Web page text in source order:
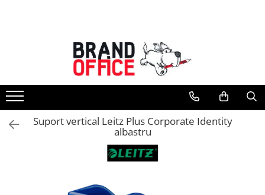
Unitate Protejata - PRODUCTIE
Hartie copiator si produse
tipografice
Produse consumabile din hartie
Detergenti si dezinfectanti
Saci menajeri (Unitate Protejata)
Agende, calendare si organizatoare
Suport vertical Leitz Plus Corporate Identity
albastru